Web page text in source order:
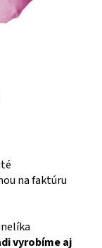
na faktúru
vyrobíme aj